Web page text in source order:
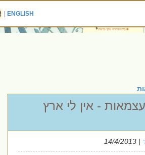
ENGLISH
|
- אין לי ארץ
|